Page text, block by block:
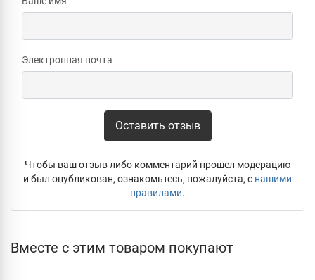
Электронная почта
Оставить отзыв
Чтобы ваш отзыв либо комментарий прошел модерацию
и был опубликован, ознакомьтесь, пожалуйста, с нашими
правилами.
Вместе с этим товаром покупают